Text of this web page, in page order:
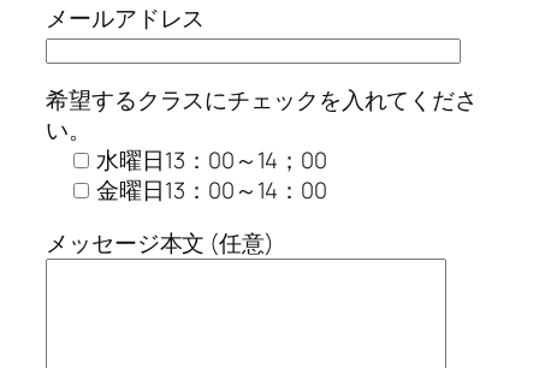
メールアドレス
希望するクラスにチェックを入れてくださ
い。
水曜日13：00～14；00
金曜日13：00～14：00
メッセージ本文 (任意)